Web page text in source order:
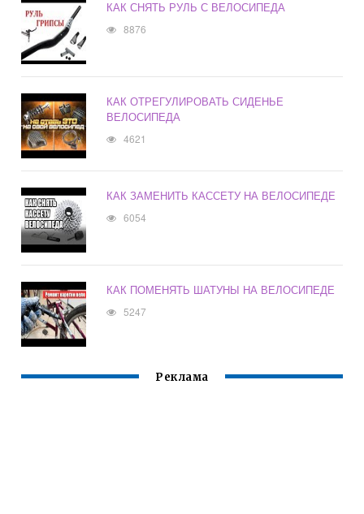
КАК СНЯТЬ РУЛЬ С ВЕЛОСИПЕДА
8876
КАК ОТРЕГУЛИРОВАТЬ СИДЕНЬЕ
ВЕЛОСИПЕДА
4621
КАК ЗАМЕНИТЬ КАССЕТУ НА ВЕЛОСИПЕДЕ
6054
КАК ПОМЕНЯТЬ ШАТУНЫ НА ВЕЛОСИПЕДЕ
5247
Реклама